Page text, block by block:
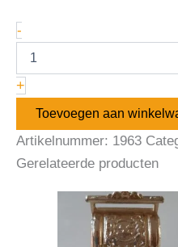
-
+
Toevoegen aan
Artikelnummer: 1963
Gerelateerde producten